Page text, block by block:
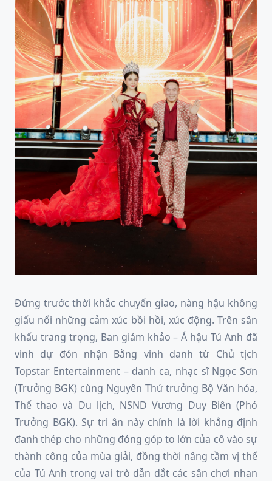
Đứng trước thời khắc chuyển giao, nàng hậu không
giấu nổi những cảm xúc bồi hồi, xúc động. Trên sân
khấu trang trọng, Ban giám khảo – Á hậu Tú Anh đã
vinh dự đón nhận Bằng vinh danh từ Chủ tịch
Topstar Entertainment – danh ca, nhạc sĩ Ngọc Sơn
(Trưởng BGK) cùng Nguyên Thứ trưởng Bộ Văn hóa,
Thể thao và Du lịch, NSND Vương Duy Biên (Phó
Trưởng BGK). Sự tri ân này chính là lời khẳng định
đanh thép cho những đóng góp to lớn của cô vào sự
thành công của mùa giải, đồng thời nâng tầm vị thế
của Tú Anh trong vai trò dẫn dắt các sân chơi nhan